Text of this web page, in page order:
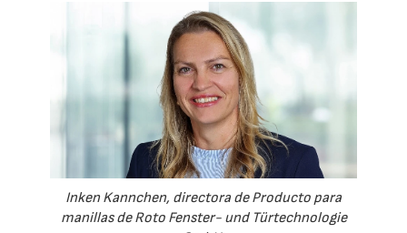
Inken Kannchen, directora de Producto para
manillas de Roto Fenster- und Türtechnologie